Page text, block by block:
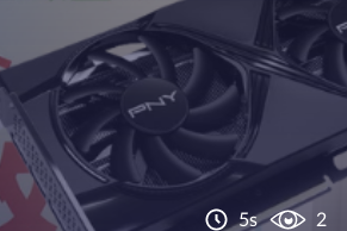
5s 2